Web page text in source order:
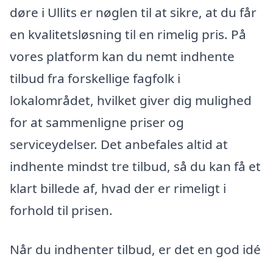
døre i Ullits er nøglen til at sikre, at du får
en kvalitetsløsning til en rimelig pris. På
vores platform kan du nemt indhente
tilbud fra forskellige fagfolk i
lokalområdet, hvilket giver dig mulighed
for at sammenligne priser og
serviceydelser. Det anbefales altid at
indhente mindst tre tilbud, så du kan få et
klart billede af, hvad der er rimeligt i
forhold til prisen.
Når du indhenter tilbud, er det en god idé